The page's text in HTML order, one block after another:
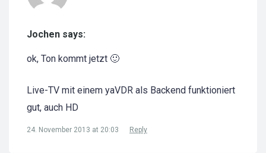
Jochen says:
ok, Ton kommt jetzt 🙂
Live-TV mit einem yaVDR als Backend funktioniert
gut, auch HD
24. November 2013 at 20:03 Reply